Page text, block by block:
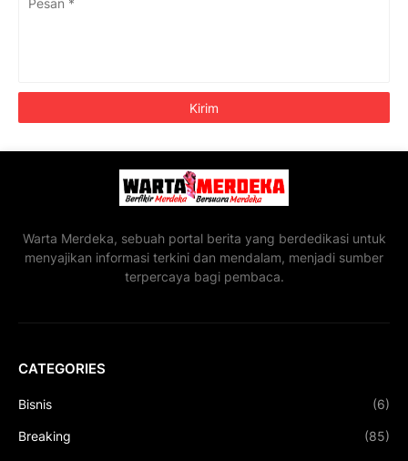
Warta Merdeka, sebuah portal berita yang berdedikasi untuk
menyajikan informasi terkini dan mendalam, menjadi sumber
terpercaya bagi pembaca.
CATEGORIES
Bisnis (6)
Breaking (85)